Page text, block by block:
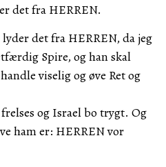
det fra HERREN.
lyder det fra HERREN, da jeg
Spire, og han skal
viselig og øve Ret og
og Israel bo trygt. Og
ham er: HERREN vor